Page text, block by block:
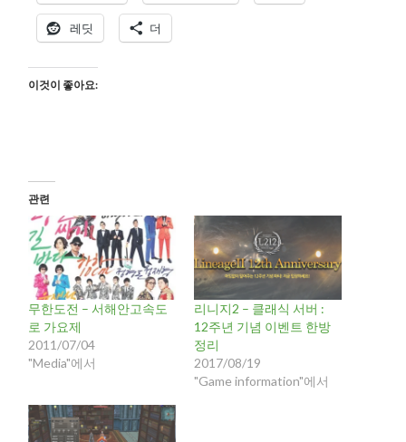
레딧 더
이것이 좋아요:
관련
무한도전 – 서해안고속도
로 가요제
2011/07/04
"Media"에서
리니지2 – 클래식 서버 :
12주년 기념 이벤트 한방
정리
2017/08/19
"Game information"에서